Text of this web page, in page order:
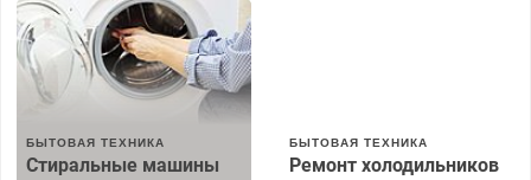
БЫТОВАЯ ТЕХНИКА
Стиральные машины
БЫТОВАЯ ТЕХНИКА
Ремонт холодильников